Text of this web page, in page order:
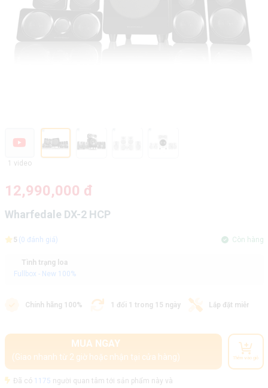
1 video
12,990,000 đ
Wharfedale DX-2 HCP
5 (0 đánh giá) Còn hàng
Tình trạng loa
Fullbox - New 100%
Chính hãng 100% 1 đổi 1 trong 15 ngày Lắp đặt miễn phí
MUA NGAY
(Giao nhanh từ 2 giờ hoặc nhận tại cửa hàng) Thêm vào giỏ
Đã có 1175 người quan tâm tới sản phẩm này và